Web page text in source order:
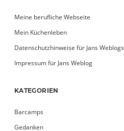
Meine berufliche Webseite
Mein Küchenleben
Datenschutzhinweise für Jans Weblogs
Impressum für Jans Weblog
KATEGORIEN
Barcamps
Gedanken